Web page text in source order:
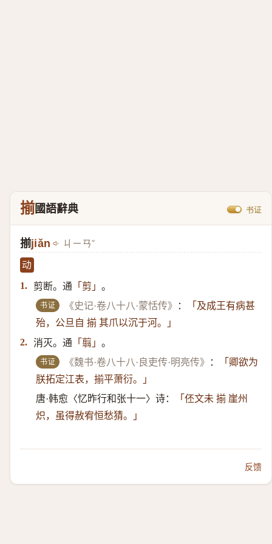
揃國語辭典 书证
揃jiǎn ㄐㄧㄢˇ
动
1.
剪断。通 「剪」 。
书证 《史记·卷八十八·蒙恬传》 ：
「及成王有病甚
殆，公旦自 揃 其爪以沉于河。」
2. 消灭。通 「翦」 。
书证 《魏书·卷八十八·良吏传·明亮传》 ：
「卿欲为
朕拓定江表，揃平萧衍。」
唐·韩愈〈忆昨行和张十一〉诗：
「伾文未 揃 崖州
炽，虽得赦宥恒愁猜。」
反馈